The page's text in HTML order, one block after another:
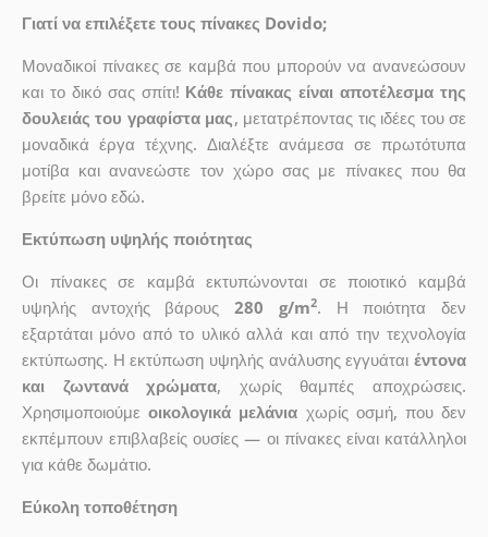
Γιατί να επιλέξετε τους πίνακες Dovido;
Μοναδικοί πίνακες σε καμβά που μπορούν να ανανεώσουν
και το δικό σας σπίτι! Κάθε πίνακας είναι αποτέλεσμα της
δουλειάς του γραφίστα μας, μετατρέποντας τις ιδέες του σε
μοναδικά έργα τέχνης. Διαλέξτε ανάμεσα σε πρωτότυπα
μοτίβα και ανανεώστε τον χώρο σας με πίνακες που θα
βρείτε μόνο εδώ.
Εκτύπωση υψηλής ποιότητας
Οι πίνακες σε καμβά εκτυπώνονται σε ποιοτικό καμβά
υψηλής αντοχής βάρους280 g/m2. Η ποιότητα δεν
εξαρτάται μόνο από το υλικό αλλά και από την τεχνολογία
εκτύπωσης. Η εκτύπωση υψηλής ανάλυσης εγγυάταιέντονα
και ζωντανά χρώματα, χωρίς θαμπές αποχρώσεις.
Χρησιμοποιούμεοικολογικά μελάνια χωρίς οσμή, που δεν
εκπέμπουν επιβλαβείς ουσίες — οι πίνακες είναι κατάλληλοι
για κάθε δωμάτιο.
Εύκολη τοποθέτηση